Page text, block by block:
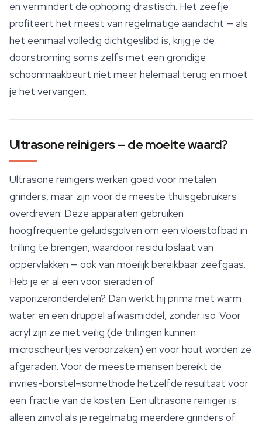
en vermindert de ophoping drastisch. Het zeefje
profiteert het meest van regelmatige aandacht — als
het eenmaal volledig dichtgeslibd is, krijg je de
doorstroming soms zelfs met een grondige
schoonmaakbeurt niet meer helemaal terug en moet
je het vervangen.
Ultrasone reinigers — de moeite waard?
Ultrasone reinigers werken goed voor metalen
grinders, maar zijn voor de meeste thuisgebruikers
overdreven. Deze apparaten gebruiken
hoogfrequente geluidsgolven om een vloeistofbad in
trilling te brengen, waardoor residu loslaat van
oppervlakken — ook van moeilijk bereikbaar zeefgaas.
Heb je er al een voor sieraden of
vaporizeronderdelen? Dan werkt hij prima met warm
water en een druppel afwasmiddel, zonder iso. Voor
acryl zijn ze niet veilig (de trillingen kunnen
microscheurtjes veroorzaken) en voor hout worden ze
afgeraden. Voor de meeste mensen bereikt de
invries-borstel-isomethode hetzelfde resultaat voor
een fractie van de kosten. Een ultrasone reiniger is
alleen zinvol als je regelmatig meerdere grinders of